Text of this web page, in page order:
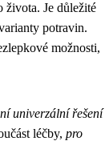
života. Je důležité
potravin.
možnosti,
univerzální řešení
léčby, pro